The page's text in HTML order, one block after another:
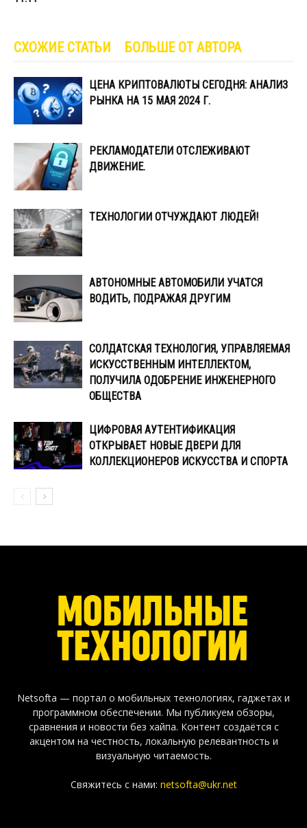
СХОЖИЕ СТАТЬИ БОЛЬШЕ ОТ АВТОРА
ЦЕНА КРИПТОВАЛЮТЫ СЕГОДНЯ: АНАЛИЗ
РЫНКА НА 15 МАЯ 2024 Г.
РЕКЛАМОДАТЕЛИ ОТСЛЕЖИВАЮТ
ДВИЖЕНИЕ.
ТЕХНОЛОГИИ ОТЧУЖДАЮТ ЛЮДЕЙ!
АВТОНОМНЫЕ АВТОМОБИЛИ УЧАТСЯ
ВОДИТЬ, ПОДРАЖАЯ ДРУГИМ
СОЛДАТСКАЯ ТЕХНОЛОГИЯ, УПРАВЛЯЕМАЯ
ИСКУССТВЕННЫМ ИНТЕЛЛЕКТОМ,
ПОЛУЧИЛА ОДОБРЕНИЕ ИНЖЕНЕРНОГО
ОБЩЕСТВА
ЦИФРОВАЯ АУТЕНТИФИКАЦИЯ
ОТКРЫВАЕТ НОВЫЕ ДВЕРИ ДЛЯ
КОЛЛЕКЦИОНЕРОВ ИСКУССТВА И СПОРТА
Netsofta — портал о мобильных технологиях, гаджетах и
программном обеспечении. Мы публикуем обзоры,
сравнения и новости без хайпа. Контент создаётся с
акцентом на честность, локальную релевантность и
визуальную читаемость.
Свяжитесь с нами: netsofta@ukr.net